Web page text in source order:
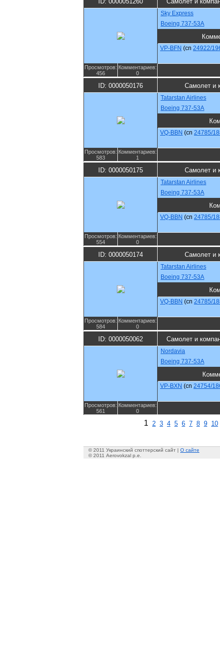
Sky Express
Boeing 737-53A
VP-BFN (cn 24922/
Просмотров:
456
Комментариев:
0
ID: 0000050176 Самолет и
Tatarstan Airlines
Boeing 737-53A
VQ-BBN (cn 24785/
Просмотров:
583
Комментариев:
1
ID: 0000050175 Самолет и
Tatarstan Airlines
Boeing 737-53A
VQ-BBN (cn 24785/
Просмотров:
554
Комментариев:
0
ID: 0000050174 Самолет и
Tatarstan Airlines
Boeing 737-53A
VQ-BBN (cn 24785/
Просмотров:
584
Комментариев:
0
ID: 0000050062 Самолет и
Nordavia
Boeing 737-53A
VP-BXN (cn 24754/
Просмотров:
561
Комментариев:
0
1 2 3 4 5 6 7 8 9 10
© 2011 Украинский споттерский сайт | О сайте
© 2011 Aerovokzal p.e.